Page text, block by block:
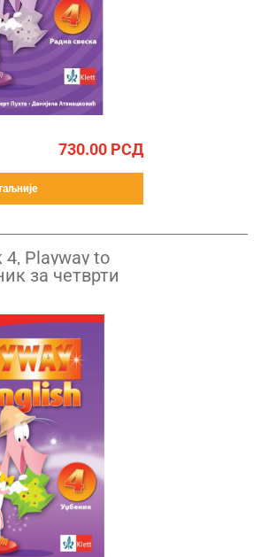
730.00 РСД
4, Playway to
за четврти